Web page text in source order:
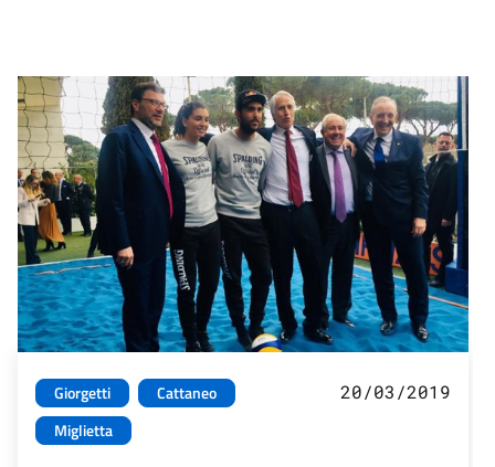
Giorgetti
Cattaneo
Miglietta
20/03/2019